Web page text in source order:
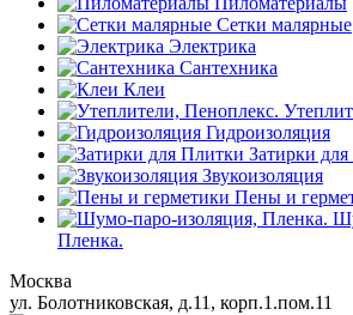
Сетки малярные
Электрика
Сантехника
Клеи
Гидроизоляция
Затирки
Звукоизоляция
Пены и
Пленка.
Москва
ул. Болотниковская, д.11, корп.1.пом.11